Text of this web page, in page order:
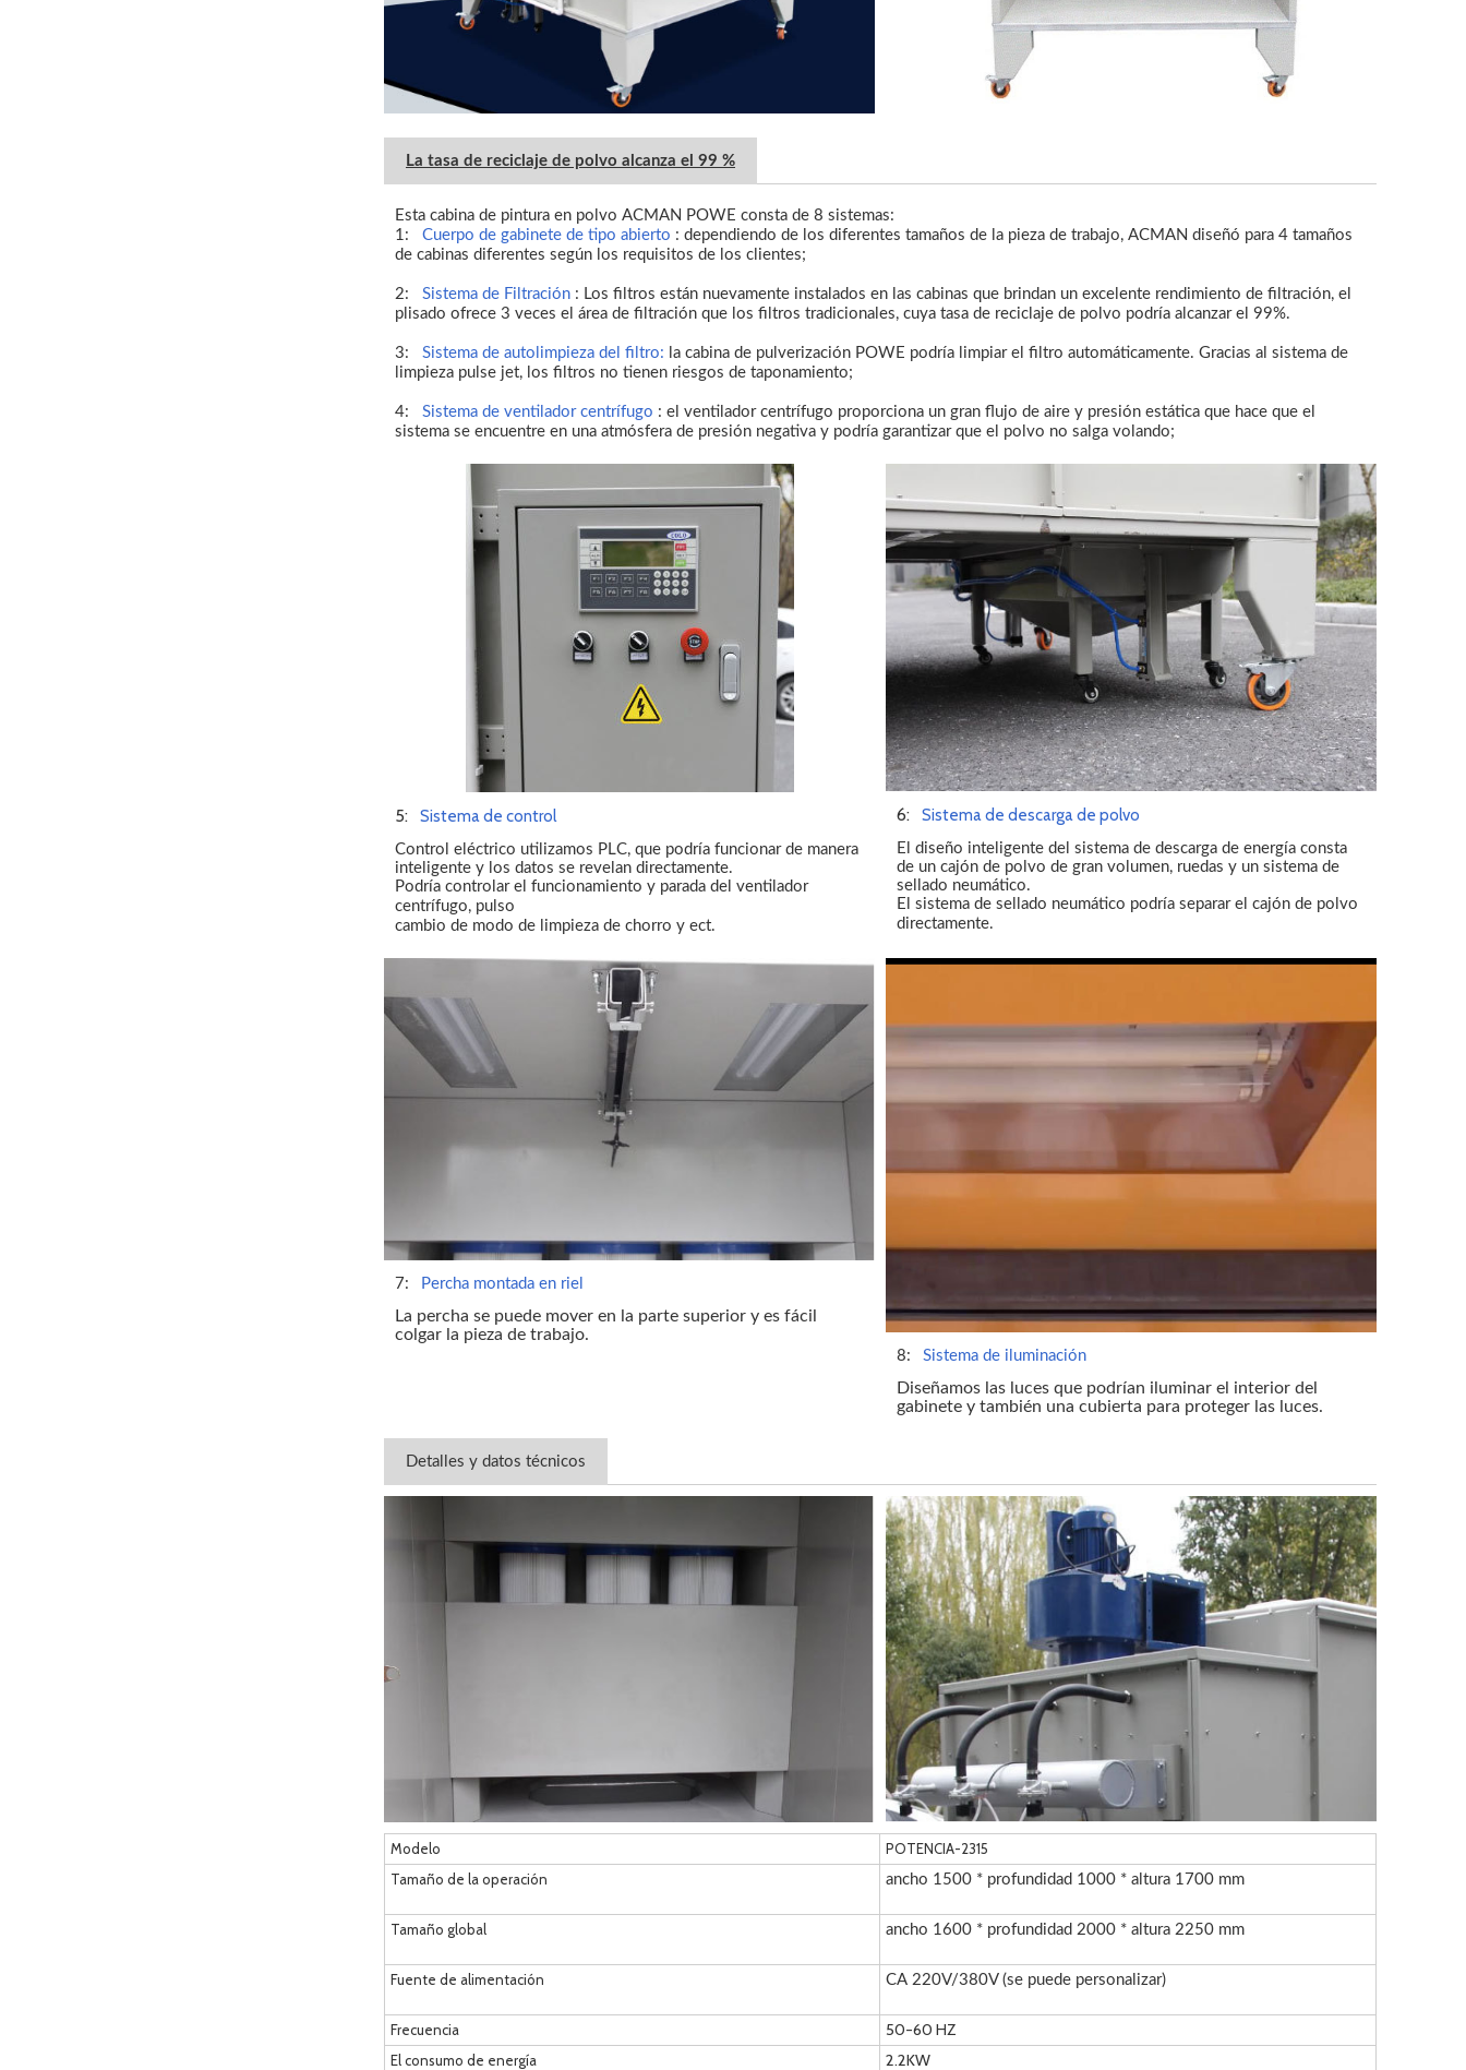
La tasa de reciclaje de polvo alcanza el 99 %
Esta cabina de pintura en polvo ACMAN POWE consta de 8 sistemas:
1:
Cuerpo de gabinete de tipo abierto : dependiendo de los diferentes tamaños de la pieza de trabajo, ACMAN diseñó para 4 tamaños
de cabinas diferentes según los requisitos de los clientes;
2: Sistema de Filtración : Los filtros están nuevamente instalados en las cabinas que brindan un excelente rendimiento de filtración, el
plisado ofrece 3 veces el área de filtración que los filtros tradicionales, cuya tasa de reciclaje de polvo podría alcanzar el 99%.
3: Sistema de autolimpieza del filtro: la cabina de pulverización POWE podría limpiar el filtro automáticamente. Gracias al sistema de
limpieza pulse jet, los filtros no tienen riesgos de taponamiento;
4: Sistema de ventilador centrífugo : el ventilador centrífugo proporciona un gran flujo de aire y presión estática que hace que el
sistema se encuentre en una atmósfera de presión negativa y podría garantizar que el polvo no salga volando;
5: Sistema de control
Control eléctrico utilizamos PLC, que podría funcionar de manera
inteligente y los datos se revelan directamente.
Podría controlar el funcionamiento y parada del ventilador
centrífugo, pulso
cambio de modo de limpieza de chorro y ect.
6: Sistema de descarga de polvo
El diseño inteligente del sistema de descarga de energía consta
de un cajón de polvo de gran volumen, ruedas y un sistema de
sellado neumático.
El sistema de sellado neumático podría separar el cajón de polvo
directamente.
7: Percha montada en riel
La percha se puede mover en la parte superior y es fácil
colgar la pieza de trabajo.
8: Sistema de iluminación
Diseñamos las luces que podrían iluminar el interior del
gabinete y también una cubierta para proteger las luces.
Detalles y datos técnicos
Modelo
POTENCIA-2315
Tamaño de la operación
ancho 1500 * profundidad 1000 * altura 1700 mm
Tamaño global ancho 1600 * profundidad 2000 * altura 2250 mm
Fuente de alimentación CA 220V/380V (se puede personalizar)
Frecuencia 50-60 HZ
El consumo de energía 2.2KW